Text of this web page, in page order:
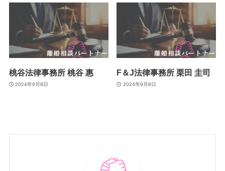
桃谷法律事務所 桃谷 惠
2024年9月8日
F＆J法律事務所 栗田 圭司
2024年9月8日